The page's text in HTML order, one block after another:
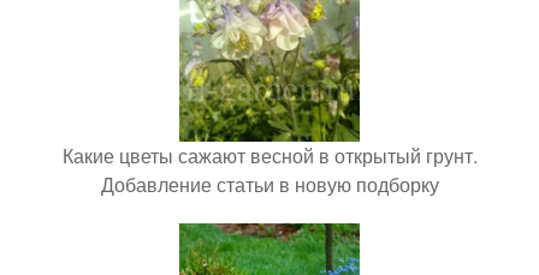
Какие цветы сажают весной в открытый грунт.
Добавление статьи в новую подборку